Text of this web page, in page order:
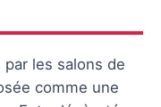
les salons de
comme une